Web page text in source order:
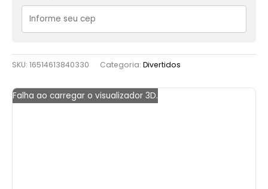
SKU: 16514613840330 Categoria: Divertidos
Falha ao carregar o visualizador 3D.